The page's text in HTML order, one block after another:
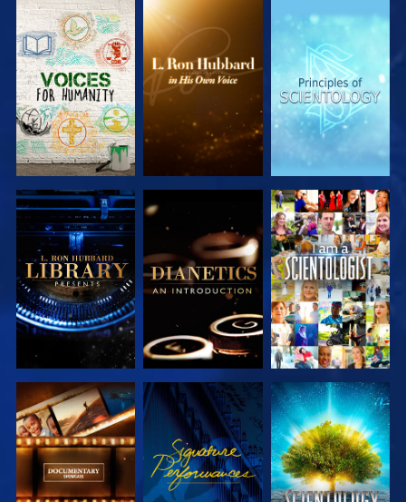
DÉCOUVRIR
LES SÉRIES
DÉCOUVRIR
LES SÉRIES
DÉCOUVRIR
LES SÉRIES
DÉCOUVRIR
LES SÉRIES
DÉCOUVRIR
LES SÉRIES
REGARDER
DÉCOUVRIR
LES SÉRIES
REGARDER
DÉCOUVRIR
LES SÉRIES